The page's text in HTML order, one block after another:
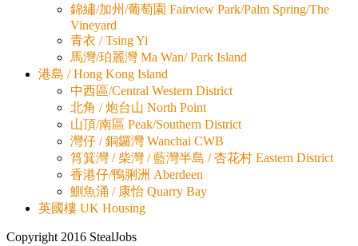
錦繡/加州/葡萄園 Fairview Park/Palm Spring/The
Vineyard
青衣 / Tsing Yi
馬灣/珀麗灣 Ma Wan/ Park Island
港島 / Hong Kong Island
中西區/Central Western District
北角 / 炮台山 North Point
山頂/南區 Peak/Southern District
灣仔 / 銅鑼灣 Wanchai CWB
筲箕灣 / 柴灣 / 藍灣半島 / 杏花村 Eastern District
香港仔/鴨脷洲 Aberdeen
鰂魚涌 / 康怡 Quarry Bay
英國樓 UK Housing
Copyright 2016 StealJobs